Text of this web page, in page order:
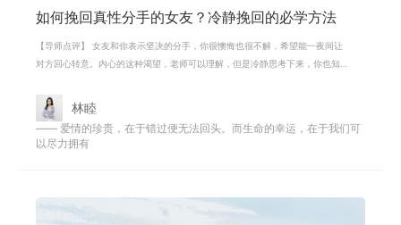
如何挽回真性分手的女友？冷静挽回的必学方法
【导师点评】 女友和你表示坚决的分手，你很懊悔也很不解，希望能一夜间让
对方回心转意。内心的这种渴望，老师可以理解，但是冷静思考下来，你也知
林睦
—— 爱情的珍贵，在于错过便无法回头。而生命的幸运，在于我们可
以尽力拥有